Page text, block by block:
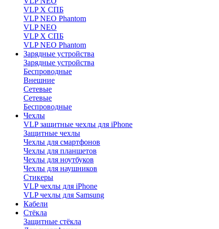
VLP X СПБ
VLP NEO Phantom
VLP NEO
VLP X СПБ
VLP NEO Phantom
Зарядные устройства
Зарядные устройства
Беспроводные
Внешние
Сетевые
Сетевые
Беспроводные
Чехлы
VLP защитные чехлы для iPhone
Защитные чехлы
Чехлы для смартфонов
Чехлы для планшетов
Чехлы для ноутбуков
Чехлы для наушников
Стикеры
VLP чехлы для iPhone
VLP чехлы для Samsung
Кабели
Стёкла
Защитные стёкла